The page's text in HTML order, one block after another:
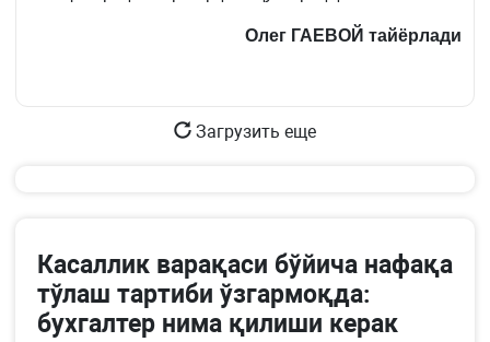
Олег ГАЕВОЙ тайёрлади
Загрузить еще
Касаллик варақаси бўйича нафақа
тўлаш тартиби ўзгармоқда:
бухгалтер нима қилиши керак